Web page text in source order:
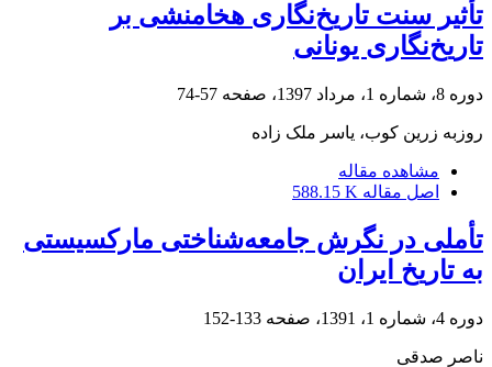
تأثیر سنت تاریخ‌نگاری هخامنشی بر
تاریخ‌نگاری یونانی
دوره 8، شماره 1، مرداد 1397، صفحه 57-74
روزبه زرین کوب، یاسر ملک زاده
مشاهده مقاله
اصل مقاله 588.15 K
تأملی در نگرش جامعه‌شناختی مارکسیستی
به تاریخ ایران
دوره 4، شماره 1، 1391، صفحه 133-152
ناصر صدقی